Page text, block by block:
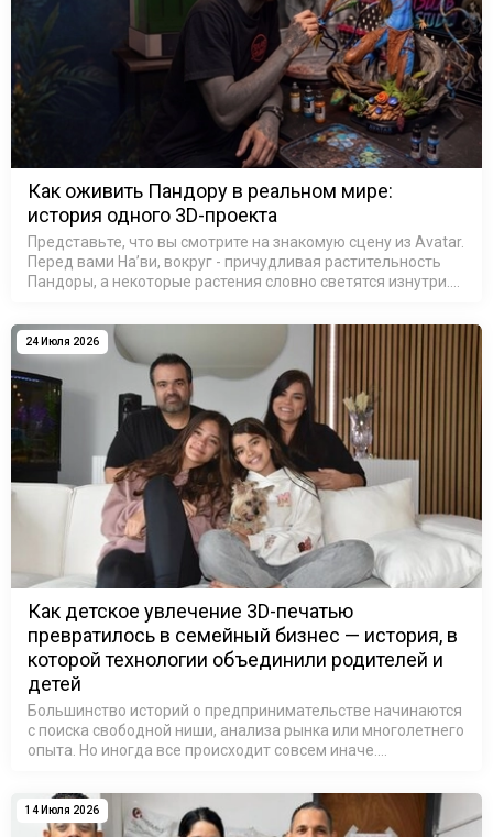
Как оживить Пандору в реальном мире:
история одного 3D-проекта
Представьте, что вы смотрите на знакомую сцену из Avatar.
Перед вами На’ви, вокруг - причудливая растительность
Пандоры, а некоторые растения словно светятся изнутри.
резул…
24 Июля 2026
Как детское увлечение 3D-печатью
превратилось в семейный бизнес — история, в
которой технологии объединили родителей и
детей
Большинство историй о предпринимательстве начинаются
с поиска свободной ниши, анализа рынка или многолетнего
опыта. Но иногда все происходит совсем иначе.
домой после школы, чтобы …
14 Июля 2026